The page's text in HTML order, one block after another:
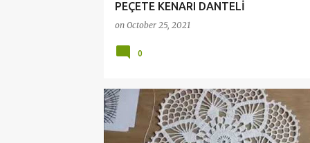
PEÇETE KENARI DANTELİ
on October 25, 2021
0
ANLATIMLI DANTEL VİDEOLARI CROCHET
DANTEL VİDEOLARI DANTELLER